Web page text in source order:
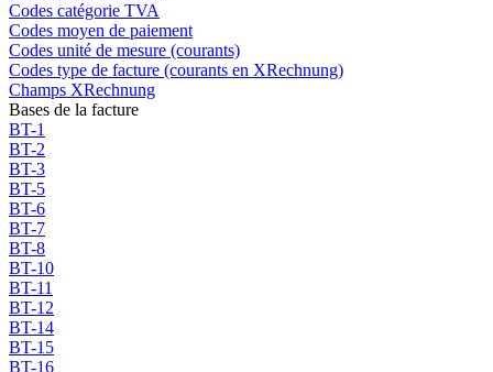
Codes catégorie TVA
Codes moyen de paiement
Codes unité de mesure (courants)
Codes type de facture (courants en XRechnung)
Champs XRechnung
Bases de la facture
BT-1
BT-2
BT-3
BT-5
BT-6
BT-7
BT-8
BT-10
BT-11
BT-12
BT-14
BT-15
BT-16